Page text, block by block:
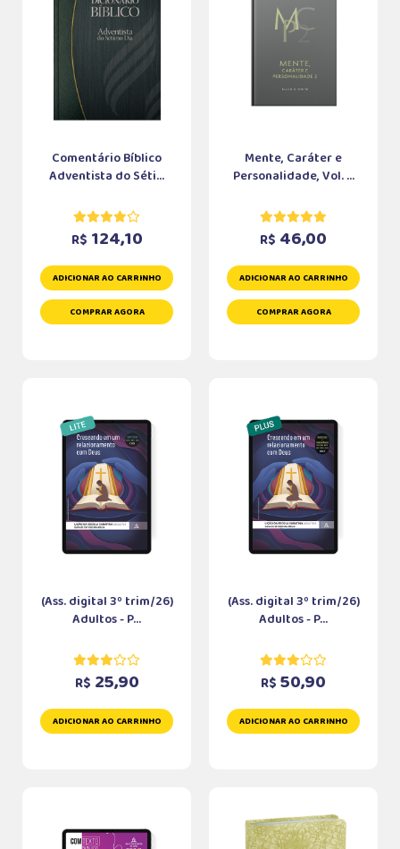
Comentário Bíblico
Adventista do Séti...
R$ 124,10
ADICIONAR AO CARRINHO
COMPRAR AGORA
Mente, Caráter e
Personalidade, Vol. ...
R$ 46,00
ADICIONAR AO CARRINHO
COMPRAR AGORA
(Ass. digital 3º trim/26)
Adultos - P...
R$ 25,90
ADICIONAR AO CARRINHO
(Ass. digital 3º trim/26)
Adultos - P...
R$ 50,90
ADICIONAR AO CARRINHO